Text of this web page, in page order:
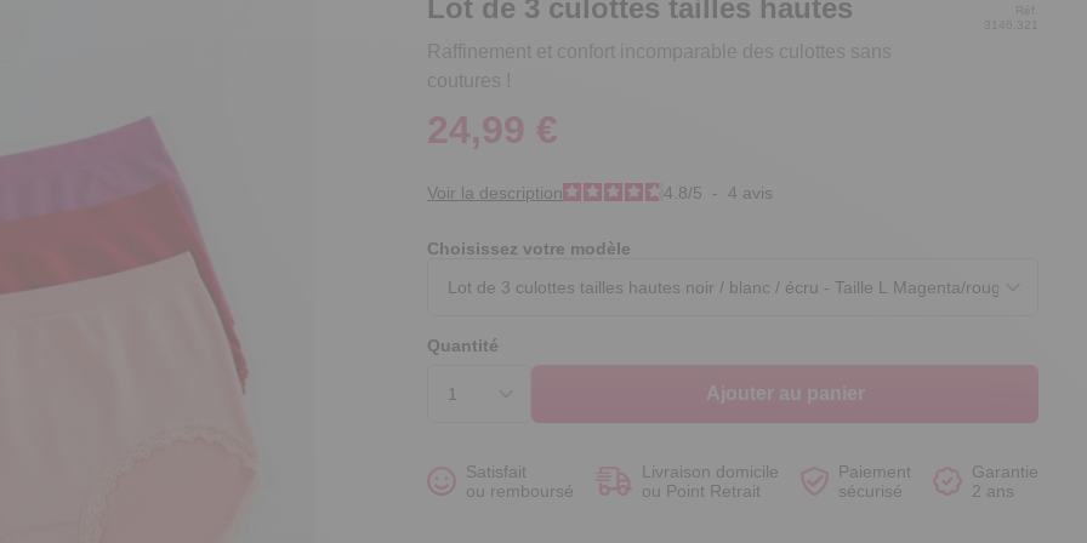
Lot de 3 culottes tailles hautes
Raffinement et confort incomparable des culottes sans
coutures !
Réf.
24,99 €
Voir la description 4.8/5 - 4 avis
Choisissez votre modèle
Quantité
Ajouter au panier
Satisfait
ou remboursé
Livraison domicile
ou Point Retrait
Paiement
sécurisé
Garantie
2 ans